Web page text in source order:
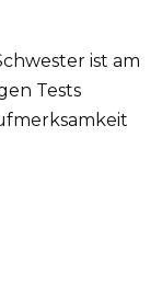
ist am
Tests